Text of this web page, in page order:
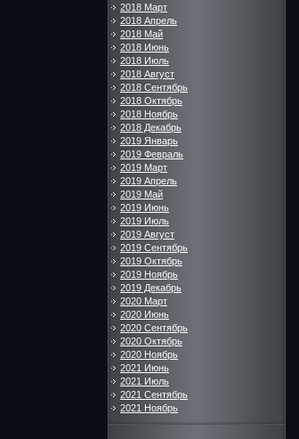
2018 Март
2018 Апрель
2018 Май
2018 Июнь
2018 Июль
2018 Август
2018 Сентябрь
2018 Октябрь
2018 Ноябрь
2018 Декабрь
2019 Январь
2019 Февраль
2019 Март
2019 Апрель
2019 Май
2019 Июнь
2019 Июль
2019 Август
2019 Сентябрь
2019 Октябрь
2019 Ноябрь
2019 Декабрь
2020 Март
2020 Июнь
2020 Сентябрь
2020 Октябрь
2020 Ноябрь
2021 Июнь
2021 Июль
2021 Сентябрь
2021 Ноябрь